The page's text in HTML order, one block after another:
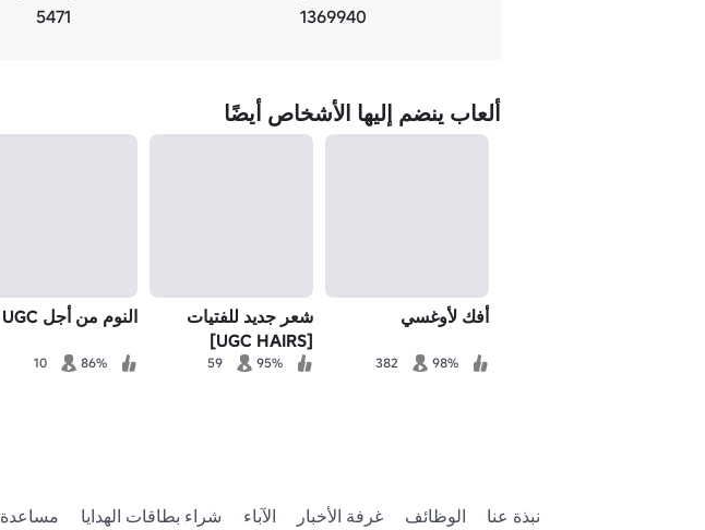
5471
1369940
ألعاب ينضم إليها الأشخاص أيضًا
أفك لأوغسي
98%
382
شعر جديد للفتيات
[UGC HAIRS]
95%
59
النوم من أجل UGC 🎁
86%
10
نبذة عنا الوظائف غرفة الأخبار الآباء شراء بطاقات الهدايا مساعدة